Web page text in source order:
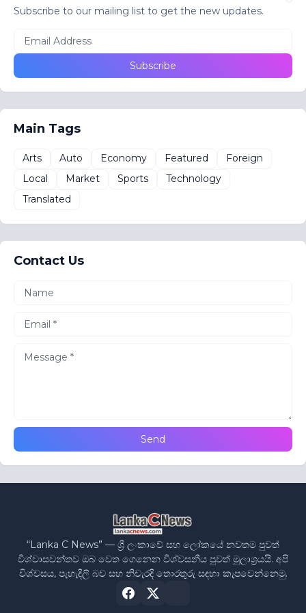
Subscribe to our mailing list to get the new updates.
Main Tags
Arts Auto Economy Featured
Foreign
Local
Market Sports
Technology
Translated
Contact Us
“Lanka C News” — ශ්‍රී ලංකාවේ සහ ලෝකයේ නවතම පුවත්
විශ්වාසවන්තව ඔබ වෙත ගෙනෙන විශ්වසනීය පුවත් මූලාශ්‍රයයි. අපි
විශ්වසය, පැහැදිලි බව සහ නිවැරදි තොරතුරු සඳහා කැපවෙන්නෙමු.